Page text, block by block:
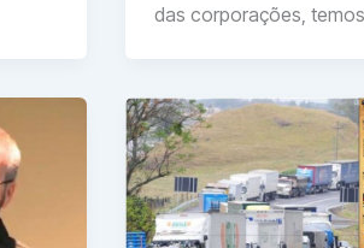
das corporações,